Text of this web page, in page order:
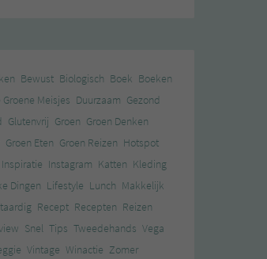
Bewust Biologisch Boek Boeken
Groene Meisjes Duurzaam Gezond
Glutenvrij Groen Groen Denken
Groen Eten Groen Reizen Hotspot
Inspiratie Instagram Katten Kleding
Dingen Lifestyle Lunch Makkelijk
Recept Recepten Reizen
Snel Tips Tweedehands Vega
Vintage Winactie Zomer